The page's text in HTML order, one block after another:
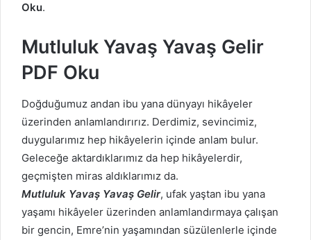
Oku.
Mutluluk Yavaş Yavaş Gelir
PDF Oku
Doğduğumuz andan ibu yana dünyayı hikâyeler
üzerinden anlamlandırırız. Derdimiz, sevincimiz,
duygularımız hep hikâyelerin içinde anlam bulur.
Geleceğe aktardıklarımız da hep hikâyelerdir,
geçmişten miras aldıklarımız da.
Mutluluk Yavaş Yavaş Gelir, ufak yaştan ibu yana
yaşamı hikâyeler üzerinden anlamlandırmaya çalışan
bir gencin, Emre’nin yaşamından süzülenlerle içinde